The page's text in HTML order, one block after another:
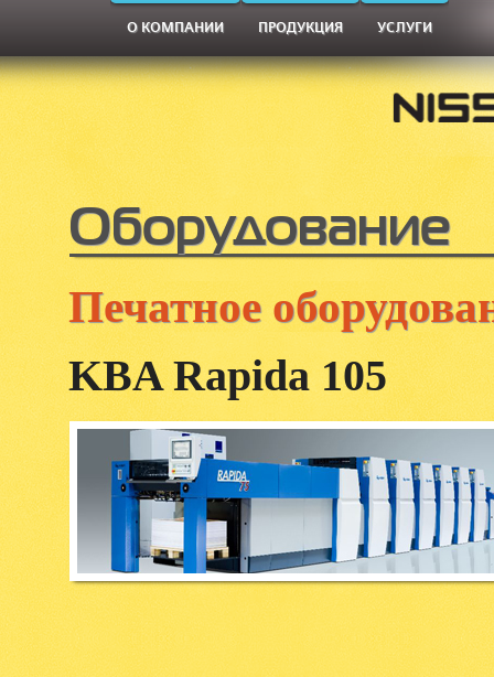
О КОМПАНИИ ПРОДУКЦИЯ УСЛУГИ
Оборудование
Печатное
KBA Rapida 105